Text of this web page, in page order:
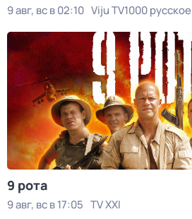
9 авг, вс в 02:10 Viju TV1000 русское
9 рота
9 авг, вс в 17:05 TV XXI